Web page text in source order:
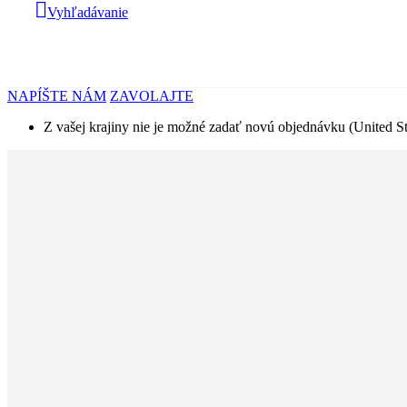
Vyhľadávanie
NAPÍŠTE NÁM ZAVOLAJTE
Z vašej krajiny nie je možné zadať novú objednávku (United